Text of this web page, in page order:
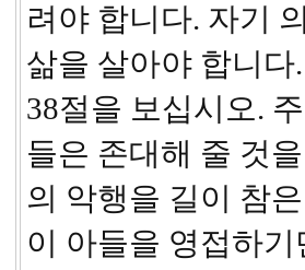
려야 합니다. 자기
삶을 살아야 합니
38절을 보십시오.
들은 존대해 줄 것
의 악행을 길이 참
이 아들을 영접하